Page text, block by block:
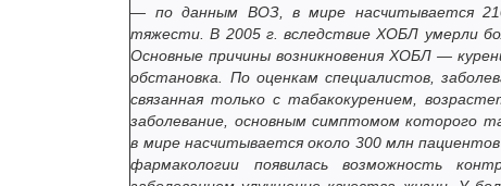
— по данным ВОЗ, в мире насчитывается
тяжести. В 2005 г. вследствие ХОБЛ умерли
Основные причины возникновения ХОБЛ —
обстановка. По оценкам специалистов,
связанная только с табакокурением,
заболевание, основным симптомом которого
в мире насчитывается около 300 млн
фармакологии появилась возможность